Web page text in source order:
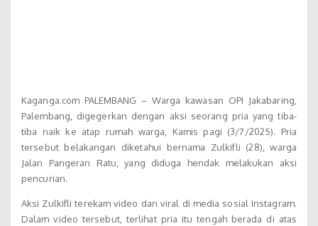
Kaganga.com PALEMBANG – Warga kawasan OPI Jakabaring,
Palembang, digegerkan dengan aksi seorang pria yang tiba-
tiba naik ke atap rumah warga, Kamis pagi (3/7/2025). Pria
tersebut belakangan diketahui bernama Zulkifli (28), warga
Jalan Pangeran Ratu, yang diduga hendak melakukan aksi
pencurian.
Aksi Zulkifli terekam video dan viral di media sosial Instagram.
Dalam video tersebut, terlihat pria itu tengah berada di atas